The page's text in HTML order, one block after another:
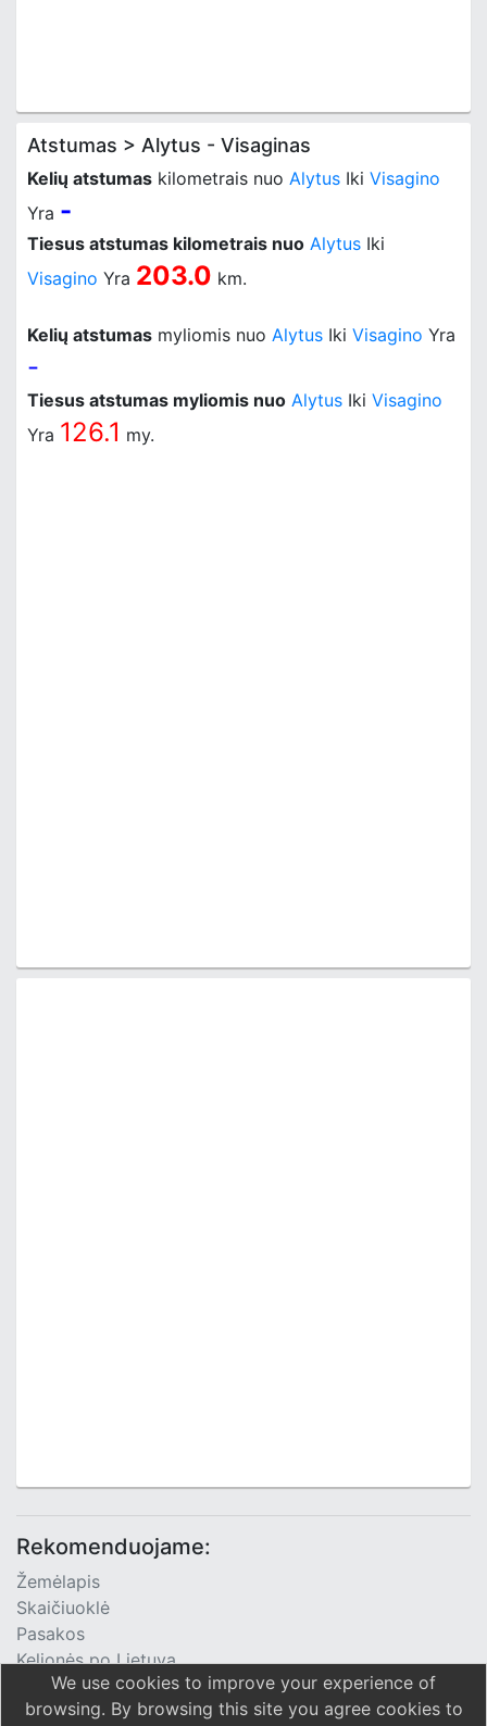
Atstumas > Alytus - Visaginas
Kelių atstumas kilometrais nuo Alytus Iki Visagino
Yra -
Tiesus atstumas kilometrais nuo Alytus Iki
Visagino Yra 203.0 km.
Kelių atstumas myliomis nuo Alytus Iki Visagino Yra
-
Tiesus atstumas myliomis nuo Alytus Iki Visagino
Yra 126.1 my.
Rekomenduojame:
Žemėlapis
Skaičiuoklė
Pasakos
Kelionės po Lietuvą
TV Programa
We use cookies to improve your experience of
browsing. By browsing this site you agree cookies to